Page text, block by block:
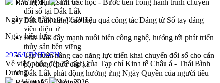
Ứng dụng sinh trắc học - Bước tiến trong hành trình chuyển
đổi số tại Đắk Lắk
Đắk Lắk nâng cao hiệu quả công tác Đảng từ Sổ tay đảng
viên điện tử
Đắk Lắk đẩy mạnh nuôi biển công nghệ, hướng tới phát triển
thủy sản bền vững
Tập huấn nâng cao năng lực triển khai chuyển đổi số cho cán
bộ, công chức cấp xã
Đắk Lắk phát động hưởng ứng Ngày Quyền của người tiêu
Bản PDF
Tải về
Ngày ban hành:06/05/2014
Ngày hiệu lực:
2976/UBND-CN
Về việc phúc đáp đề nghị của Tạp chí Kinh tế Châu á - Thái Bình
Dương